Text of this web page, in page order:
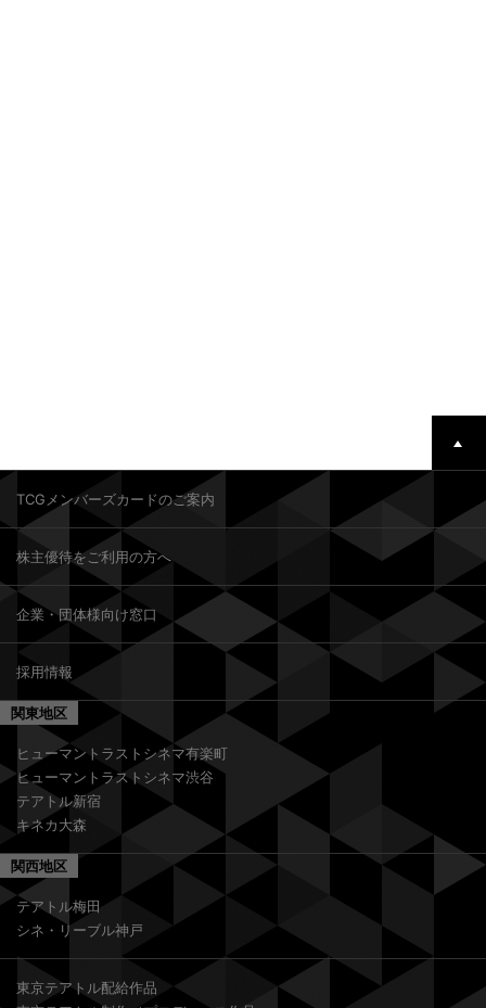
TCGメンバーズカードのご案内
株主優待をご利用の方へ
企業・団体様向け窓口
採用情報
関東地区
ヒューマントラストシネマ有楽町
ヒューマントラストシネマ渋谷
テアトル新宿
キネカ大森
関西地区
テアトル梅田
シネ・リーブル神戸
東京テアトル配給作品